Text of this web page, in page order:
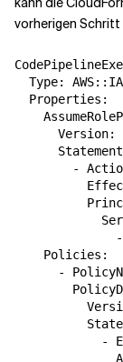
vorherigen
Type:
  Properties:
Version:
-
    Policies:
-
-